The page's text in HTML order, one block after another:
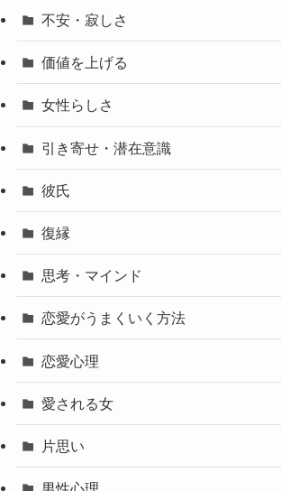
不安・寂しさ
価値を上げる
女性らしさ
引き寄せ・潜在意識
彼氏
復縁
思考・マインド
恋愛がうまくいく方法
恋愛心理
愛される女
片思い